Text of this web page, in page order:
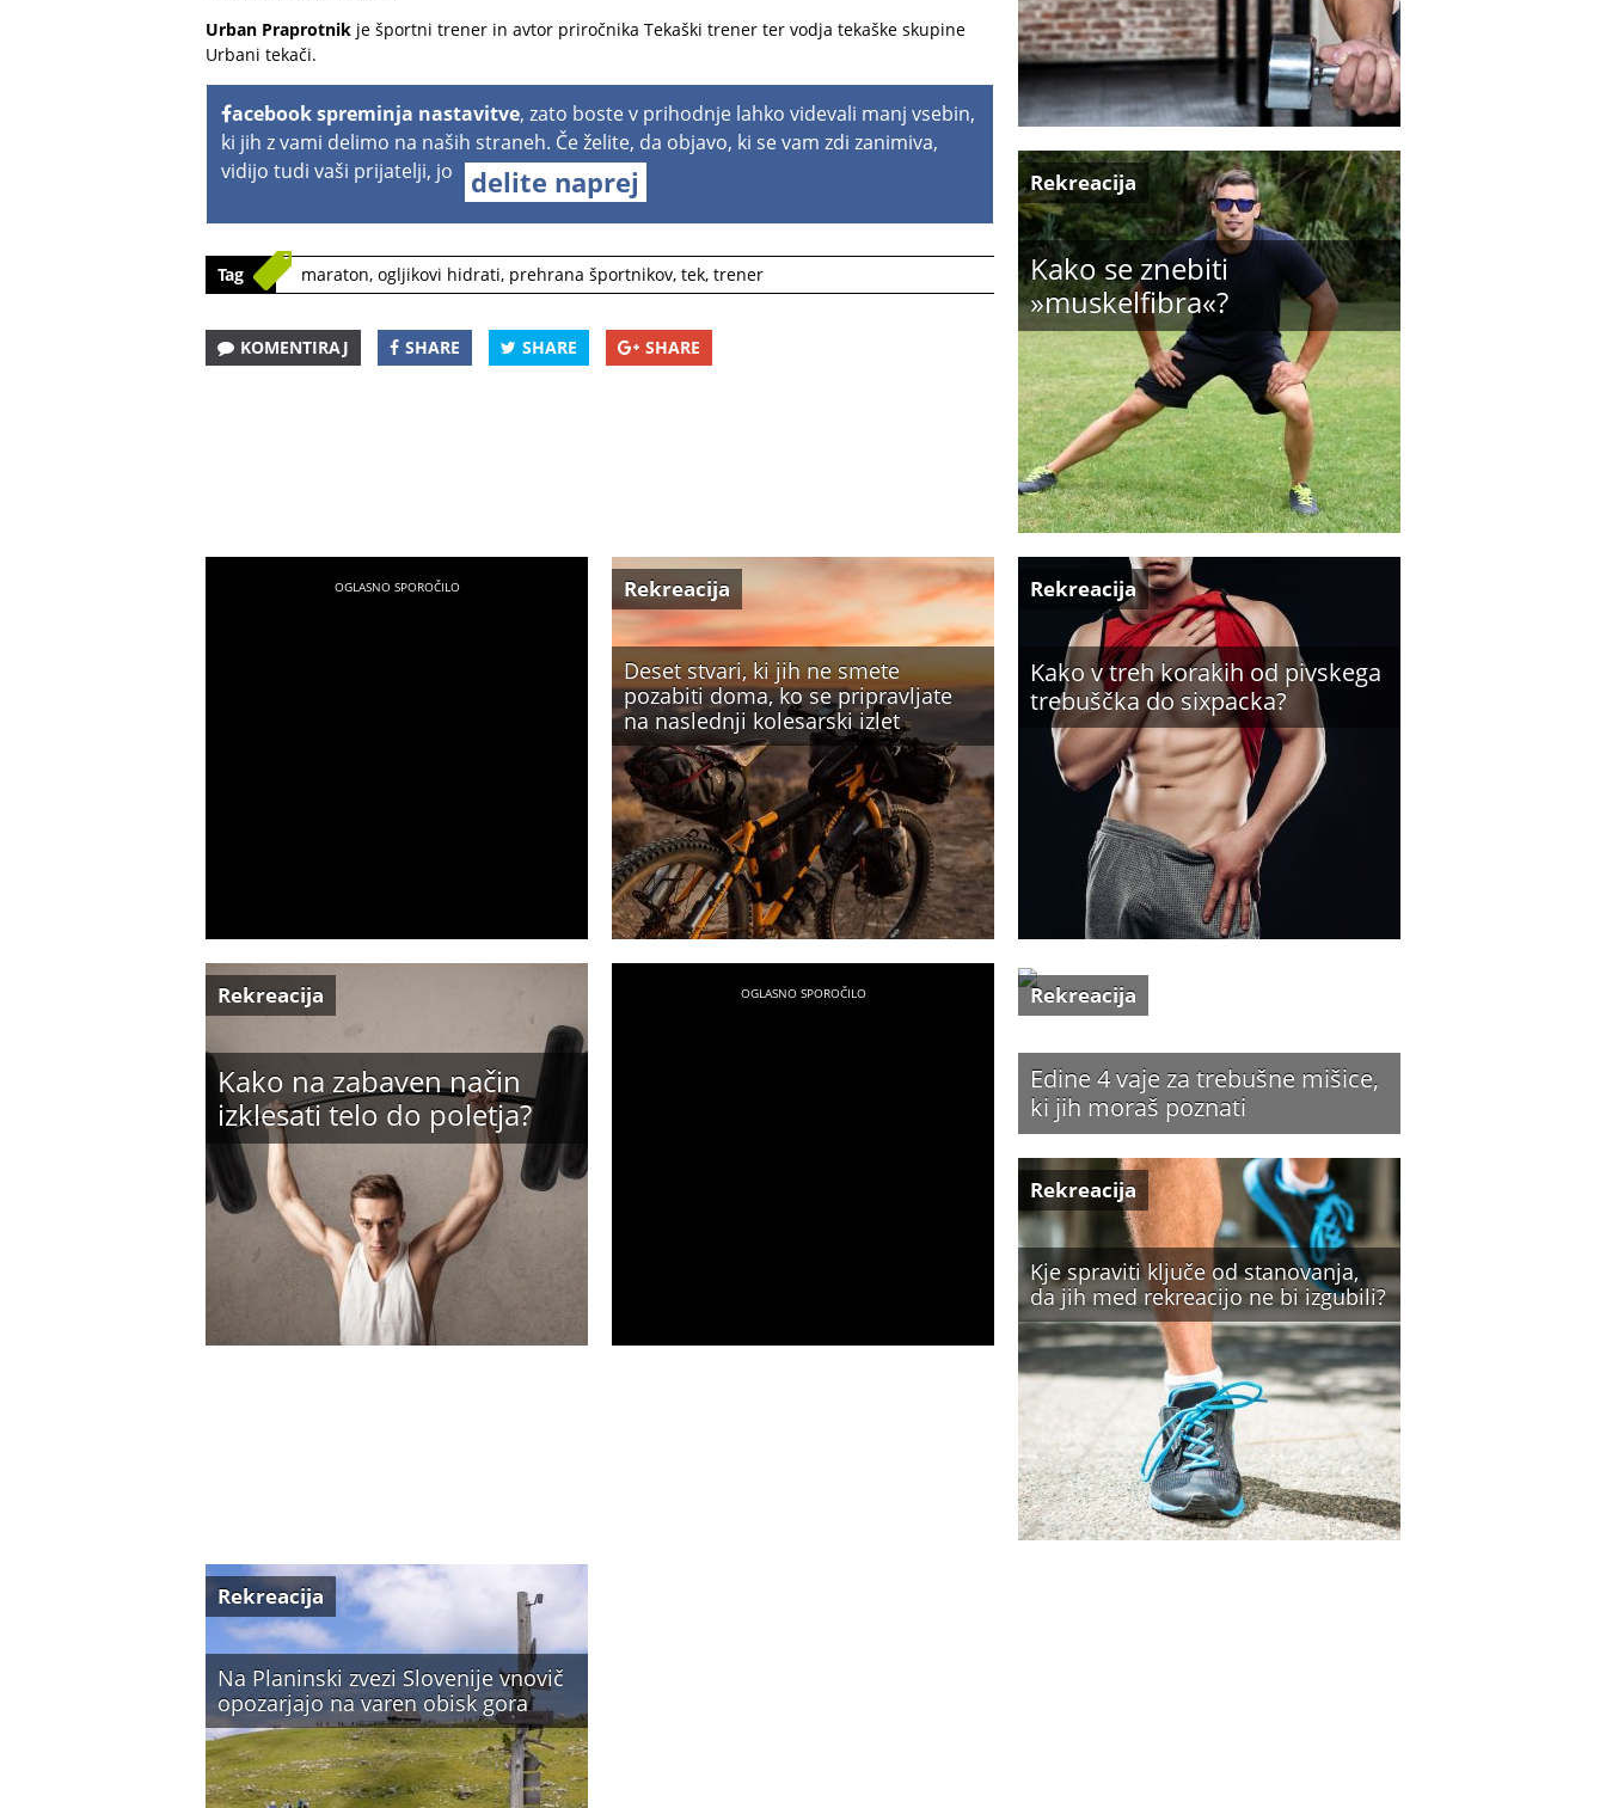
Urban Praprotnik je športni trener in avtor priročnika Tekaški trener ter vodja tekaške skupine
Urbani tekači.
acebook spreminja nastavitve, zato boste v prihodnje lahko videvali manj vsebin,
ki jih z vami delimo na naših straneh. Če želite, da objavo, ki se vam zdi zanimiva,
vidijo tudi vaši prijatelji, jo
delite naprej
Tag maraton, ogljikovi hidrati, prehrana športnikov, tek, trener
KOMENTIRAJ SHARE SHARE SHARE
Kako se znebiti
»muskelfibra«?
Rekreacija
Deset stvari, ki jih ne smete
pozabiti doma, ko se pripravljate
na naslednji kolesarski izlet
Rekreacija
Kako v treh korakih od pivskega
trebuščka do sixpacka?
Rekreacija
Kako na zabaven način
izklesati telo do poletja?
Rekreacija
Edine 4 vaje za trebušne mišice,
ki jih moraš poznati
Rekreacija
Kje spraviti ključe od stanovanja,
da jih med rekreacijo ne bi izgubili?
Rekreacija
Na Planinski zvezi Slovenije vnovič
opozarjajo na varen obisk gora
Rekreacija